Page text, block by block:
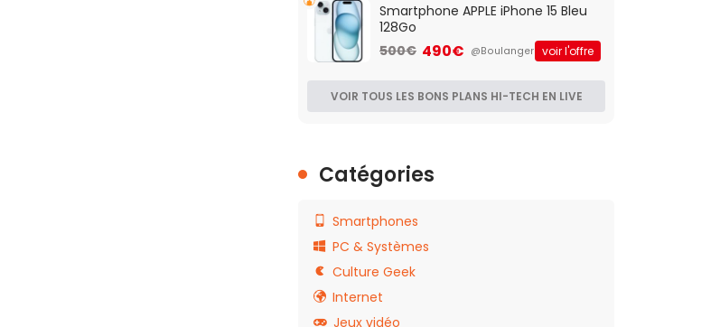
Smartphone APPLE iPhone 15 Bleu
128Go
500€ 490€ @Boulanger voir l'offre
VOIR TOUS LES BONS PLANS HI-TECH EN LIVE
Catégories
Smartphones
PC & Systèmes
Culture Geek
Internet
Jeux vidéo